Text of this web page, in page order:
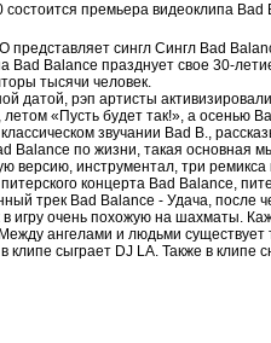
состоится премьера видеоклипа
представляет сингл Сингл Bad
Bad Balance празднует свое 30-
тысячи человек.
датой, рэп артисты
«Пусть будет так!», а осенью
звучании Bad B.,
Balance по жизни, такая основная
версию, инструментал, три ремикса
концерта Bad Balance,
трек Bad Balance - Удача, после
в игру очень похожую на шахматы.
ангелами и людьми существует
клипе сыграет DJ LA. Также в клипе